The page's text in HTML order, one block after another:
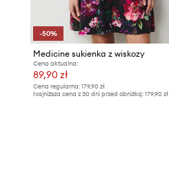
-50%
Medicine sukienka z wiskozy
Cena aktualna:
89,90 zł
Cena regularna: 179,90 zł
Najniższa cena z 30 dni przed obniżką: 179,90 zł